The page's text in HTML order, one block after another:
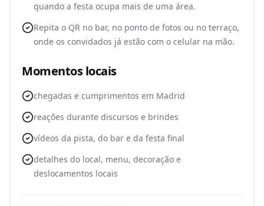
quando a festa ocupa mais de uma área.
Repita o QR no bar, no ponto de fotos ou no terraço,
onde os convidados já estão com o celular na mão.
Momentos locais
chegadas e cumprimentos em Madrid
reações durante discursos e brindes
vídeos da pista, do bar e da festa final
detalhes do local, menu, decoração e
deslocamentos locais